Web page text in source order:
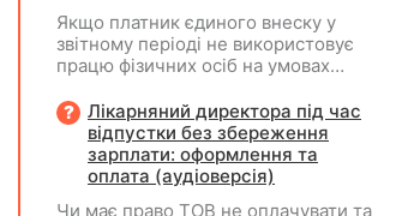
Якщо платник єдиного внеску у
звітному періоді не використовує
працю фізичних осіб на умовах
на інших умовах, передбачених
законодавством, Додаток Д1/
Додаток ФІЗ-Д1 за відповідний
період не подається
Лікарняний директора під час
відпустки без збереження
зарплати: оформлення та
оплата (аудіоверсія)
Чи має право ТОВ не оплачувати та